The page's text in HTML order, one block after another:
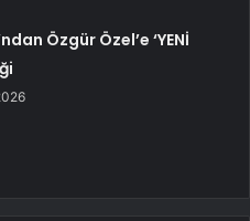
Özgür Özel’e ‘YENİ